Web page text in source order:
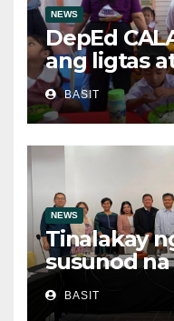
NEWS
DepEd
ang ligtas
pagkain sa
Feeding
BASIT
NEWS
Tinalakay
susunod
patuloy na
MIMAROPA
BASIT